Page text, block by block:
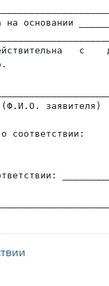
на основании
с
о